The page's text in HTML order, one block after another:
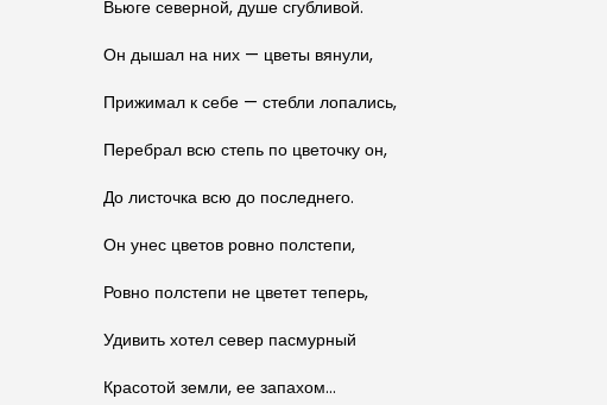
Вьюге северной, душе сгубливой.
Он дышал на них — цветы вянули,
Прижимал к себе — стебли лопались,
Перебрал всю степь по цветочку он,
До листочка всю до последнего.
Он унес цветов ровно полстепи,
Ровно полстепи не цветет теперь,
Удивить хотел север пасмурный
Красотой земли, ее запахом…